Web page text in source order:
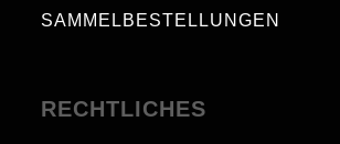
SAMMELBESTELLUNGEN
RECHTLICHES